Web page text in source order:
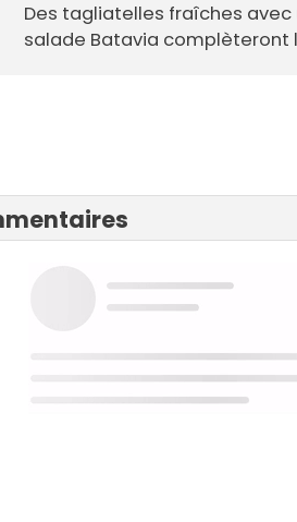
Des tagliatelles fraîches avec
salade Batavia complèteront